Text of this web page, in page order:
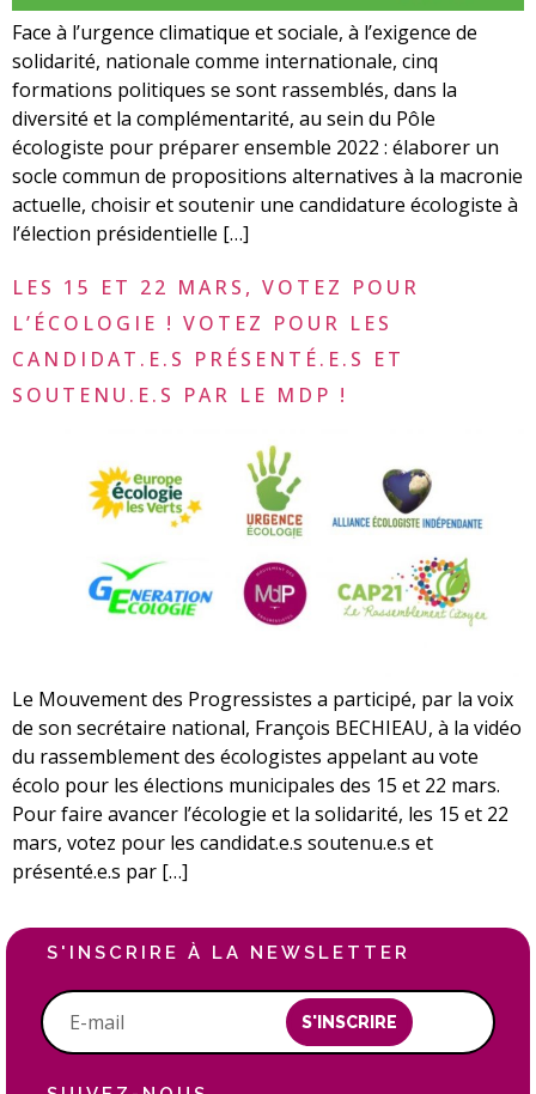
Face à l’urgence climatique et sociale, à l’exigence de
solidarité, nationale comme internationale, cinq
formations politiques se sont rassemblés, dans la
diversité et la complémentarité, au sein du Pôle
écologiste pour préparer ensemble 2022 : élaborer un
socle commun de propositions alternatives à la macronie
actuelle, choisir et soutenir une candidature écologiste à
l’élection présidentielle […]
LES 15 ET 22 MARS, VOTEZ POUR
L’ÉCOLOGIE ! VOTEZ POUR LES
CANDIDAT.E.S PRÉSENTÉ.E.S ET
SOUTENU.E.S PAR LE MDP !
Le Mouvement des Progressistes a participé, par la voix
de son secrétaire national, François BECHIEAU, à la vidéo
du rassemblement des écologistes appelant au vote
écolo pour les élections municipales des 15 et 22 mars.
Pour faire avancer l’écologie et la solidarité, les 15 et 22
mars, votez pour les candidat.e.s soutenu.e.s et
présenté.e.s par […]
S'INSCRIRE À LA NEWSLETTER
S'INSCRIRE